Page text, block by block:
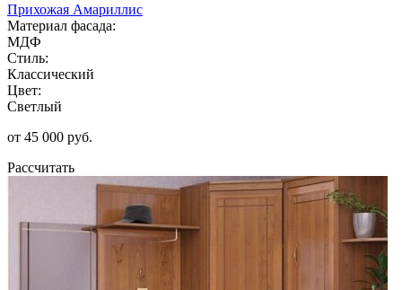
Прихожая Амариллис
Материал фасада:
МДФ
Стиль:
Классический
Цвет:
Светлый
от 45 000 руб.
Рассчитать